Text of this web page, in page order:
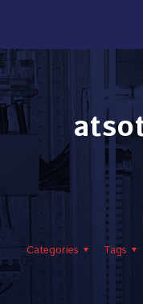
Categories Tags